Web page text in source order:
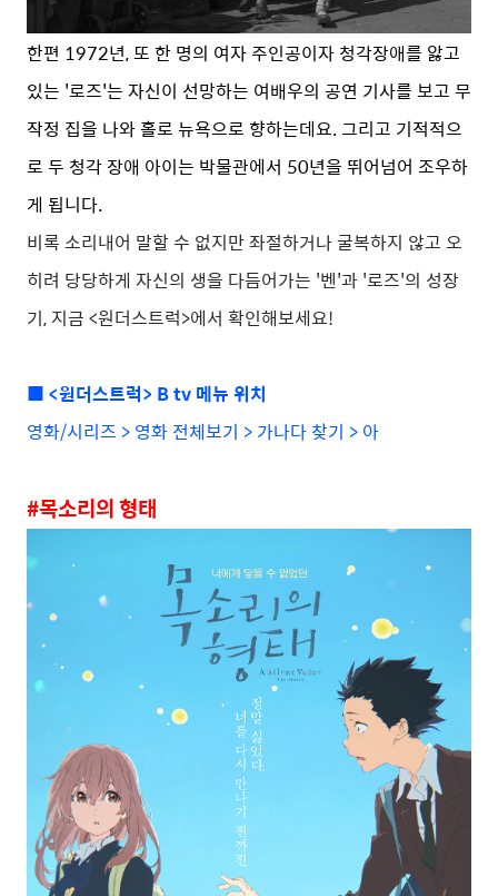
한편 1972년, 또 한 명의 여자 주인공이자 청각장애를 앓고
있는 '로즈'는 자신이 선망하는 여배우의 공연 기사를 보고 무
작정 집을 나와 홀로 뉴욕으로 향하는데요. 그리고 기적적으
로 두 청각 장애 아이는 박물관에서 50년을 뛰어넘어 조우하
게 됩니다.
비록 소리내어 말할 수 없지만 좌절하거나 굴복하지 않고 오
히려 당당하게 자신의 생을 다듬어가는 '벤'과 '로즈'의 성장
기, 지금 <원더스트럭>에서 확인해보세요!
■ <원더스트럭> B tv 메뉴 위치
영화/시리즈 > 영화 전체보기 > 가나다 찾기 > 아
#목소리의 형태